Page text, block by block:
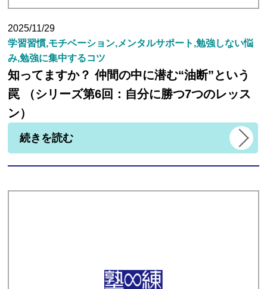
小学生
中学生
高校生
2025/11/29
学習習慣,モチベーション,メンタルサポート,勉強しない悩
み,勉強に集中するコツ
知ってますか？ 仲間の中に潜む“油断”という
罠 （シリーズ第6回：自分に勝つ7つのレッス
ン）
続きを読む